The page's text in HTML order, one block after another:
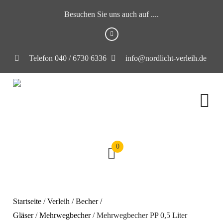
Besuchen Sie uns auch auf ....
Telefon 040 / 6730 6336 info@nordlicht-verleih.de
0
Startseite /Verleih /Becher /
Gläser/Mehrwegbecher/ Mehrwegbecher PP 0,5 Liter